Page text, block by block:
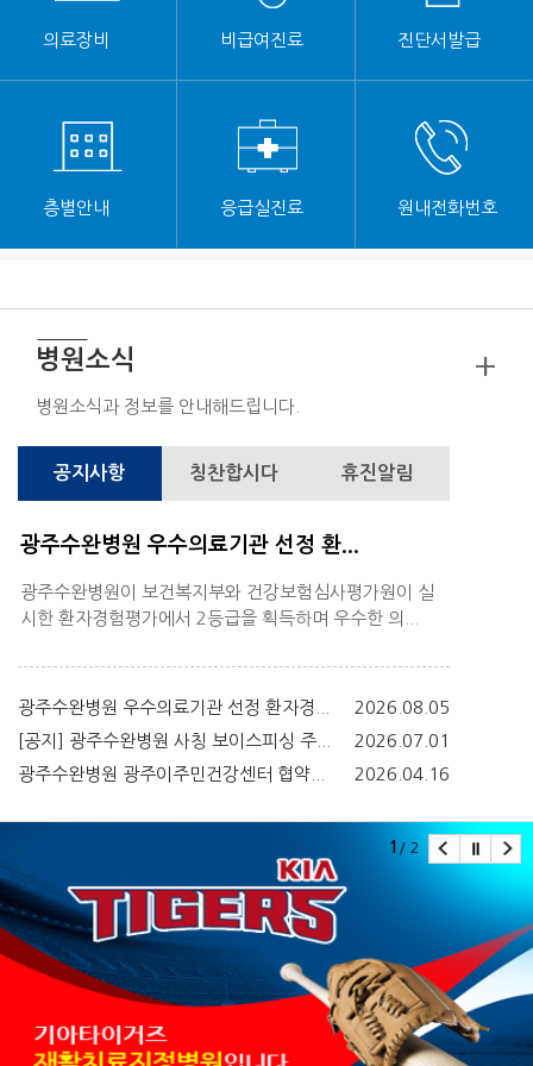
의료장비 비급여진료 진단서발급
층별안내 응급실진료 원내전화번호
병원소식
병원소식과 정보를 안내해드립니다.
+
공지사항 칭찬합시다 휴진알림
광주수완병원 우수의료기관 선정 환...
광주수완병원이 보건복지부와 건강보험심사평가원이 실
시한 환자경험평가에서 2등급을 획득하며 우수한 의...
광주수완병원 우수의료기관 선정 환자경...
2026.08.05
[공지] 광주수완병원 사칭 보이스피싱 주...
2026.07.01
광주수완병원 광주이주민건강센터 협약...
2026.04.16
1 / 2